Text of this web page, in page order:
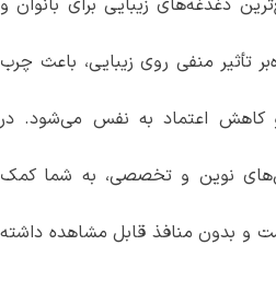
دغدغه‌های زیبایی برای بانوان و
منفی روی زیبایی، باعث چرب
اعتماد به نفس می‌شود. در
نوین و تخصصی، به شما کمک
منافذ قابل مشاهده داشته